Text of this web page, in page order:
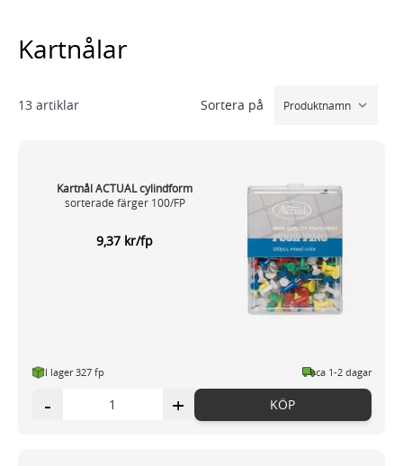
Kartnålar
13 artiklar Sortera på
Kartnål ACTUAL cylindform
sorterade färger 100/FP
9,37 kr/fp
I lager 327 fp ca 1-2 dagar
- + KÖP